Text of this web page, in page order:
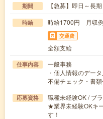
期間 【急募】即日～長
時給 時給1700円 月収
交通費
全額支給
仕事内容
一般事務
・個人情報のデー
不備チェック・書
応募資格
職種未経験OK / ブ
★業界未経験OKキ
す！